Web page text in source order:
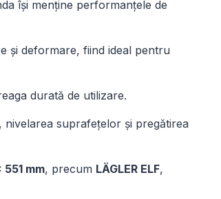
își menține performanțele de
și deformare, fiind ideal pentru
durată de utilizare.
suprafețelor și pregătirea
mm, precum LÄGLER ELF,